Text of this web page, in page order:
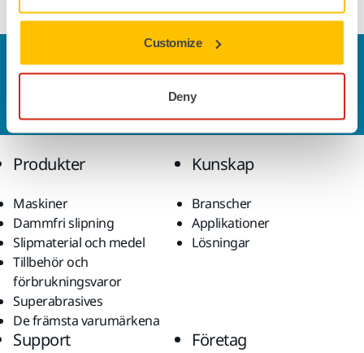
Customize
Deny
Kontakta oss
kundservice gärna dina frågor.
Produkter
Maskiner
Dammfri slipning
Slipmaterial och medel
Tillbehör och
förbrukningsvaror
Superabrasives
De främsta varumärkena
Kunskap
Branscher
Applikationer
Lösningar
Support Företag